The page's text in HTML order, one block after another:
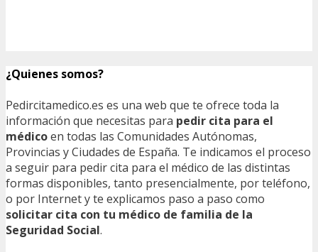
¿Quienes somos?
Pedircitamedico.es es una web que te ofrece toda la
información que necesitas para pedir cita para el
médicoen todas las Comunidades Autónomas,
Provincias y Ciudades de España. Te indicamos el proceso
a seguir para pedir cita para el médico de las distintas
formas disponibles, tanto presencialmente, por teléfono,
o por Internet y te explicamos paso a paso como
solicitar cita con tu médico de familia de la
Seguridad Social.